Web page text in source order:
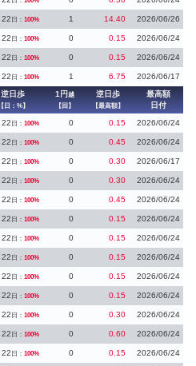
22 日： 100% 1 14.40 2026/06/26
22 日： 100% 0 0.15 2026/06/24
22 日： 100% 0 0.15 2026/06/24
22 日： 100% 1 6.75 2026/06/17
逆日歩
【日：%】
1円 越
【回】
逆日歩
【最高額】
最高額
日付
22 日： 100% 0 0.15 2026/06/24
22 日： 100% 0 0.45 2026/06/24
22 日： 100% 0 0.30 2026/06/17
22 日： 100% 0 0.30 2026/06/24
22 日： 100% 0 0.45 2026/06/24
22 日： 100% 0 0.15 2026/06/24
22 日： 100% 0 0.15 2026/06/24
22 日： 100% 0 0.15 2026/06/24
22 日： 100% 0 0.15 2026/06/24
22 日： 100% 0 0.15 2026/06/24
22 日： 100% 0 0.30 2026/06/24
22 日： 100% 0 0.60 2026/06/24
22 日： 100% 0 0.15 2026/06/24